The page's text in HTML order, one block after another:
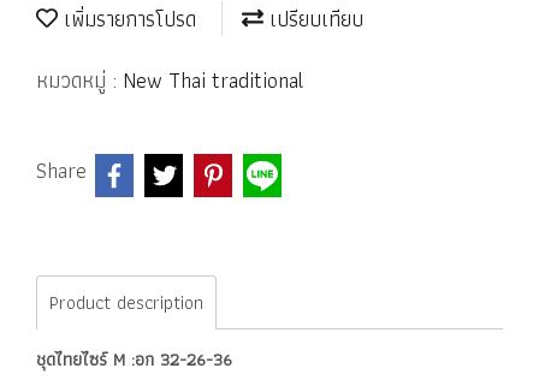
เพิ่มรายการโปรด
เปรียบเทียบ
หมวดหมู่ : New Thai traditional
Share
Product description
ชุดไทยไซร์ M :อก 32-26-36